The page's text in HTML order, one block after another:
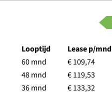
Looptijd
60 mnd
48 mnd
36 mnd
Lease p/mnd
€ 109,74
€ 119,53
€ 133,32